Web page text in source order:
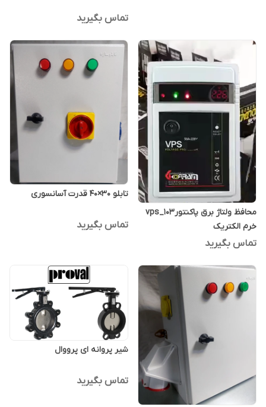
تماس بگیرید
محافظ ولتاژ برق پاکنتورvps_103
خرم الکتریک
تماس بگیرید
تابلو ۳۰×۴۰ قدرت آسانسوری
تماس بگیرید
شیر پروانه ای پرووال
تماس بگیرید